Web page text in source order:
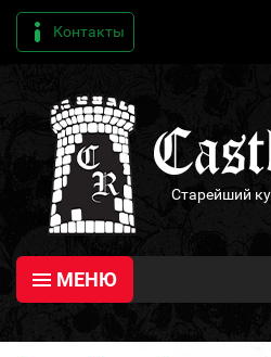
Контакты
Старейший
МЕНЮ